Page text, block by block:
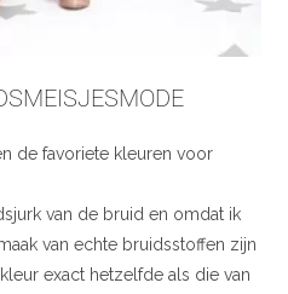
de favoriete kleuren voor
van de bruid en omdat ik
van echte bruidsstoffen zijn
exact hetzelfde als die van